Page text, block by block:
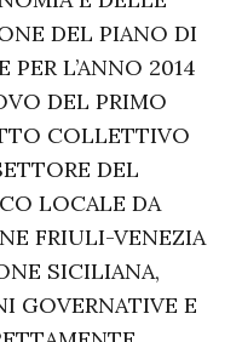
DEL PIANO DI
PER L’ANNO 2014
DEL PRIMO
COLLETTIVO
DEL
LOCALE DA
FRIULI-VENEZIA
SICILIANA,
GOVERNATIVE E